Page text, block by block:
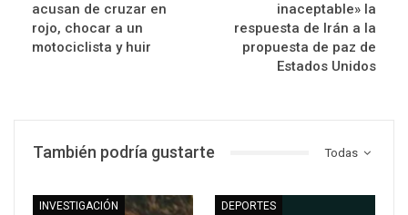
acusan de cruzar en
rojo, chocar a un
motociclista y huir
inaceptable» la
respuesta de Irán a la
propuesta de paz de
Estados Unidos
Todas
También podría gustarte
INVESTIGACIÓN DEPORTES